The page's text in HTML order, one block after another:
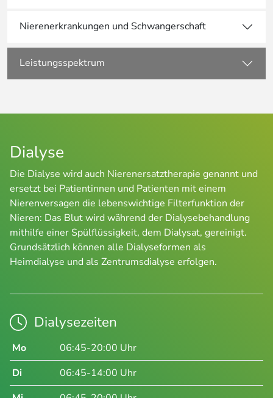
Nierenerkrankungen und Schwangerschaft
Leistungsspektrum
Dialyse
Die Dialyse wird auch Nierenersatztherapie genannt und
ersetzt bei Patientinnen und Patienten mit einem
Nierenversagen die lebenswichtige Filterfunktion der
Nieren: Das Blut wird während der Dialysebehandlung
mithilfe einer Spülflüssigkeit, dem Dialysat, gereinigt.
Grundsätzlich können alle Dialyseformen als
Heimdialyse und als Zentrumsdialyse erfolgen.
Dialysezeiten
Mo
06:45-20:00 Uhr
Di
06:45-14:00 Uhr